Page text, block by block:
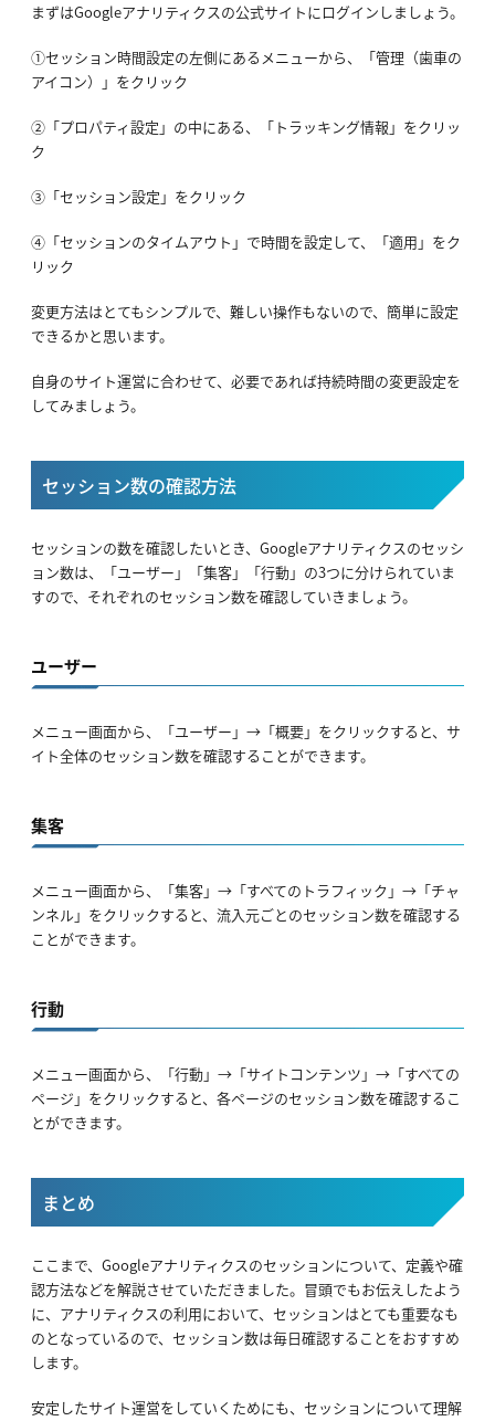
まずはGoogleアナリティクスの公式サイトにログインしましょう。
①セッション時間設定の左側にあるメニューから、「管理（歯車の
アイコン）」をクリック
②「プロパティ設定」の中にある、「トラッキング情報」をクリッ
ク
③「セッション設定」をクリック
④「セッションのタイムアウト」で時間を設定して、「適用」をク
リック
変更方法はとてもシンプルで、難しい操作もないので、簡単に設定
できるかと思います。
自身のサイト運営に合わせて、必要であれば持続時間の変更設定を
してみましょう。
セッション数の確認方法
セッションの数を確認したいとき、Googleアナリティクスのセッシ
ョン数は、「ユーザー」「集客」「行動」の3つに分けられていま
すので、それぞれのセッション数を確認していきましょう。
ユーザー
メニュー画面から、「ユーザー」→「概要」をクリックすると、サ
イト全体のセッション数を確認することができます。
集客
メニュー画面から、「集客」→「すべてのトラフィック」→「チャ
ンネル」をクリックすると、流入元ごとのセッション数を確認する
ことができます。
行動
メニュー画面から、「行動」→「サイトコンテンツ」→「すべての
ページ」をクリックすると、各ページのセッション数を確認するこ
とができます。
まとめ
ここまで、Googleアナリティクスのセッションについて、定義や確
認方法などを解説させていただきました。冒頭でもお伝えしたよう
に、アナリティクスの利用において、セッションはとても重要なも
のとなっているので、セッション数は毎日確認することをおすすめ
します。
安定したサイト運営をしていくためにも、セッションについて理解